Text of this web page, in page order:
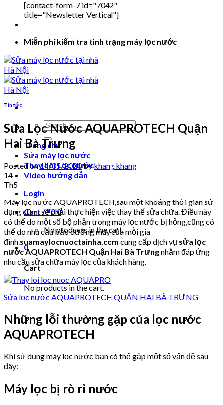
[contact-form-7 id="7042"
title="Newsletter Vertical"]
Miễn phí kiểm tra tình trạng máy lọc nước
Search
for:
Trang chủ
Sửa máy lọc nước
Thay Lõi Lọc Nước
Video hướng dẫn
Login
Cart /₫00
No products in the cart.
0
Cart
No products in the cart.
Tin tức
Sửa Lọc Nước AQUAPROTECH Quận
Hai Bà Trưng
Posted on14/05/2020bykhang khang
14
Th5
Máy lọc nước AQUAPROTECH,sau một khoảng thời gian sử
dụng cũng sẽ phải thực hiện việc thay thế sửa chữa. Điều này
có thể do một số bộ phận trong máy lọc nước bị hỏng,cũng có
thể do nhu cầu bảo dưỡng máy của mỗi gia
đình.suamaylocnuoctainha.com cung cấp dịch vụ sửa lọc
nước AQUAPROTECH Quận Hai Bà Trưngnhằm đáp ứng
nhu cầu sửa chữa máy lọc của khách hàng.
Sửa lọc nước AQUAPROTECH QUẬN HAI BÀ TRƯNG
Những lỗi thường gặp của lọc nước
AQUAPROTECH
Khi sử dụng máy lọc nước bạn có thể gặp một số vấn đề sau
đây:
Máy lọc bị rò rỉ nước